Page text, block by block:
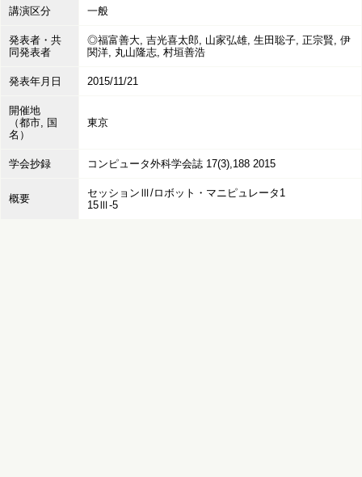
講演区分 一般
発表者・共
同発表者
◎福富善大, 吉光喜太郎, 山家弘雄, 生田聡子, 正宗賢, 伊
関洋, 丸山隆志, 村垣善浩
発表年月日 2015/11/21
開催地
（都市, 国
名）
東京
学会抄録 コンピュータ外科学会誌 17(3),188 2015
概要
セッションⅢ/ロボット・マニピュレータ1
15Ⅲ-5